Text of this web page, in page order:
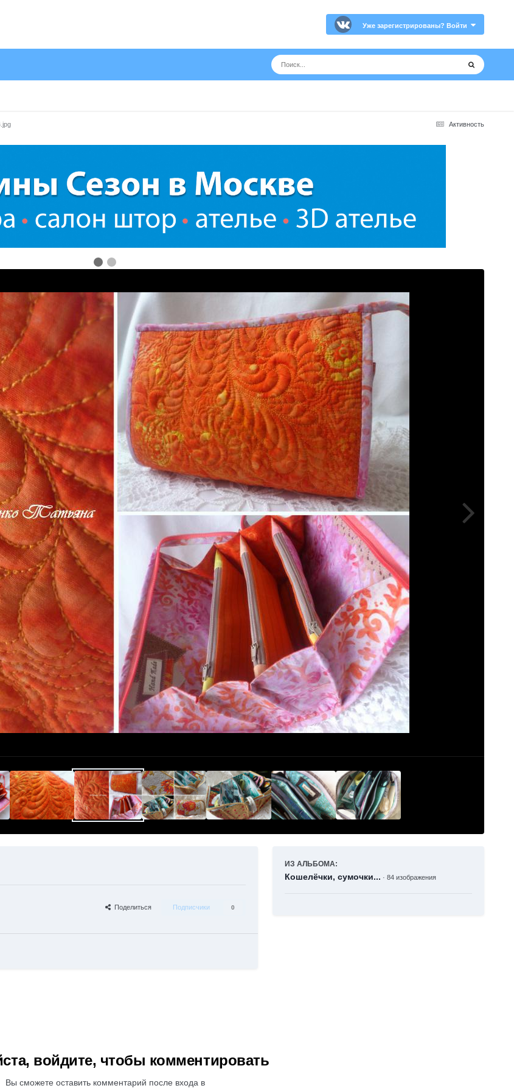
Уже зарегистрированы? Войти
Активность
Поделиться Подписчики 0
ИЗ АЛЬБОМА:
Кошелёчки, сумочки... · 84 изображения
войдите, чтобы комментировать
Вы сможете оставить комментарий после входа в